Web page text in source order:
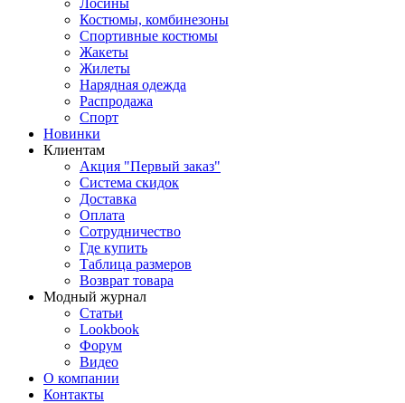
Лосины
Костюмы, комбинезоны
Спортивные костюмы
Жакеты
Жилеты
Нарядная одежда
Распродажа
Спорт
Новинки
Клиентам
Акция "Первый заказ"
Система скидок
Доставка
Оплата
Сотрудничество
Где купить
Таблица размеров
Возврат товара
Модный журнал
Статьи
Lookbook
Форум
Видео
О компании
Контакты